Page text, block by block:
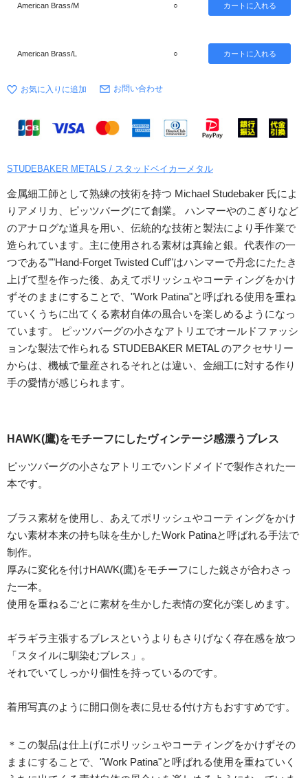
American Brass/M ○
American Brass/L ○
お問い合わせ
STUDEBAKER METALS / スタッドベイカーメタル
金属細工師として熟練の技術を持つ Michael Studebaker 氏によ
りアメリカ、ピッツバーグにて創業。 ハンマーやのこぎりなど
のアナログな道具を用い、伝統的な技術と製法により手作業で
造られています。主に使用される素材は真鍮と銀。代表作の一
つである""Hand-Forget Twisted Cuff"はハンマーで丹念にたたき
上げて型を作った後、あえてポリッシュやコーティングをかけ
ずそのままにすることで、"Work Patina"と呼ばれる使用を重ね
ていくうちに出てくる素材自体の風合いを楽しめるようになっ
ています。 ピッツバーグの小さなアトリエでオールドファッシ
ョンな製法で作られる STUDEBAKER METAL のアクセサリー
からは、機械で量産されるそれとは違い、金細工に対する作り
手の愛情が感じられます。
HAWK(鷹)をモチーフにしたヴィンテージ感漂うブレス
ピッツバーグの小さなアトリエでハンドメイドで製作された一
本です。
ブラス素材を使用し、あえてポリッシュやコーティングをかけ
ない素材本来の持ち味を生かしたWork Patinaと呼ばれる手法で
制作。
厚みに変化を付けHAWK(鷹)をモチーフにした鋭さが合わさっ
た一本。
使用を重ねるごとに素材を生かした表情の変化が楽しめます。
ギラギラ主張するブレスというよりもさりげなく存在感を放つ
「スタイルに馴染むブレス」。
それでいてしっかり個性を持っているのです。
着用写真のように開口側を表に見せる付け方もおすすめです。
＊この製品は仕上げにポリッシュやコーティングをかけずその
ままにすることで、"Work Patina"と呼ばれる使用を重ねていく